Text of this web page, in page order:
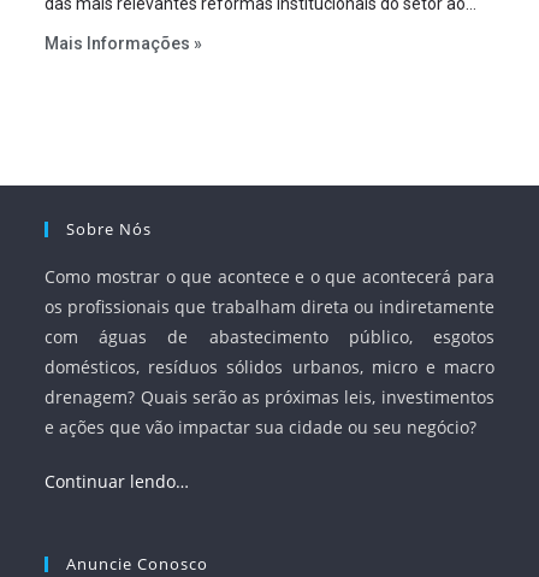
serviços, ampliar a participação da iniciativa privada,
Mais Informações »
Sobre Nós
Como mostrar o que acontece e o que acontecerá para
os profissionais que trabalham direta ou indiretamente
com águas de abastecimento público, esgotos
domésticos, resíduos sólidos urbanos, micro e macro
drenagem? Quais serão as próximas leis, investimentos
e ações que vão impactar sua cidade ou seu negócio?
Continuar lendo…
Anuncie Conosco